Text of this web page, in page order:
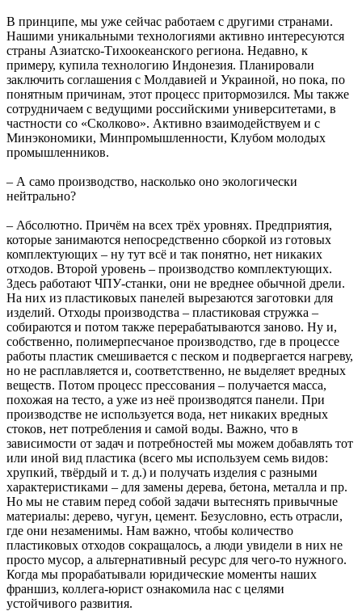
В принципе, мы уже сейчас работаем с другими странами.
Нашими уникальными технологиями активно интересуются
страны Азиатско-Тихоокеанского региона. Недавно, к
примеру, купила технологию Индонезия. Планировали
заключить соглашения с Молдавией и Украиной, но пока, по
понятным причинам, этот процесс притормозился. Мы также
сотрудничаем с ведущими российскими университетами, в
частности со «Сколково». Активно взаимодействуем и с
Минэкономики, Минпромышленности, Клубом молодых
промышленников.
– А само производство, насколько оно экологически
нейтрально?
– Абсолютно. Причём на всех трёх уровнях. Предприятия,
которые занимаются непосредственно сборкой из готовых
комплектующих – ну тут всё и так понятно, нет никаких
отходов. Второй уровень – производство комплектующих.
Здесь работают ЧПУ-станки, они не вреднее обычной дрели.
На них из пластиковых панелей вырезаются заготовки для
изделий. Отходы производства – пластиковая стружка –
собираются и потом также перерабатываются заново. Ну и,
собственно, полимерпесчаное производство, где в процессе
работы пластик смешивается с песком и подвергается нагреву,
но не расплавляется и, соответственно, не выделяет вредных
веществ. Потом процесс прессования – получается масса,
похожая на тесто, а уже из неё производятся панели. При
производстве не используется вода, нет никаких вредных
стоков, нет потребления и самой воды. Важно, что в
зависимости от задач и потребностей мы можем добавлять тот
или иной вид пластика (всего мы используем семь видов:
хрупкий, твёрдый и т. д.) и получать изделия с разными
характеристиками – для замены дерева, бетона, металла и пр.
Но мы не ставим перед собой задачи вытеснять привычные
материалы: дерево, чугун, цемент. Безусловно, есть отрасли,
где они незаменимы. Нам важно, чтобы количество
пластиковых отходов сокращалось, а люди увидели в них не
просто мусор, а альтернативный ресурс для чего-то нужного.
Когда мы прорабатывали юридические моменты наших
франшиз, коллега-юрист ознакомила нас с целями
устойчивого развития.